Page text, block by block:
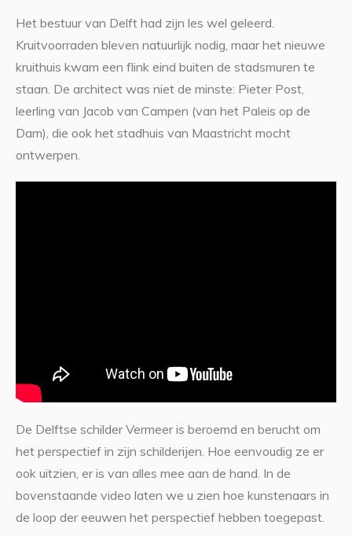
Het bestuur van Delft had zijn les wel geleerd.
Kruitvoorraden bleven natuurlijk nodig, maar het nieuwe
kruithuis kwam een flink eind buiten de stadsmuren te
staan. De architect was niet de minste: Pieter Post,
leerling van Jacob van Campen (van het Paleis op de
Dam), die ook het stadhuis van Maastricht mocht
ontwerpen.
De Delftse schilder Vermeer is beroemd en berucht om
het perspectief in zijn schilderijen. Hoe eenvoudig ze er
ook uitzien, er is van alles mee aan de hand. In de
bovenstaande video laten we u zien hoe kunstenaars in
de loop der eeuwen het perspectief hebben toegepast.